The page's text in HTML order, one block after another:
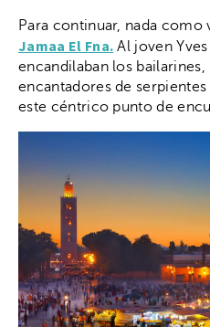
Para continuar, nada como
Jamaa El Fna. Al joven
encandilaban los
encantadores de
este céntrico punto de